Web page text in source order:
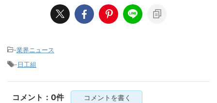
-業界ニュース
-日工組
コメント：0件 コメントを書く